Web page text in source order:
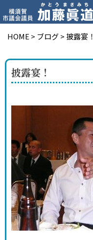
HOME > ブログ> 披露宴！
披露宴！